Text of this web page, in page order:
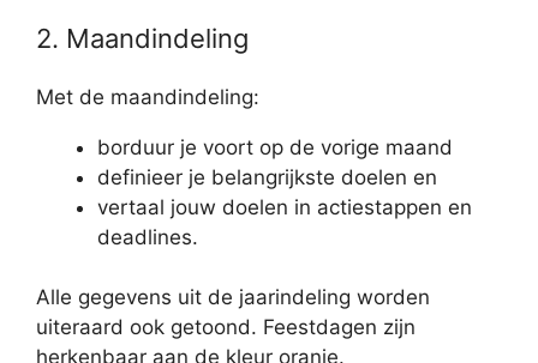
2. Maandindeling
Met de maandindeling:
borduur je voort op de vorige maand
definieer je belangrijkste doelen en
vertaal jouw doelen in actiestappen en
deadlines.
Alle gegevens uit de jaarindeling worden
uiteraard ook getoond. Feestdagen zijn
herkenbaar aan de kleur oranje.